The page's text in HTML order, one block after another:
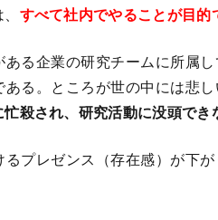
すべて社内でやることが目的
ある企業の研究チームに所属
ある。ところが世の中には悲
殺され、研究活動に没頭でき
プレゼンス（存在感）が下が